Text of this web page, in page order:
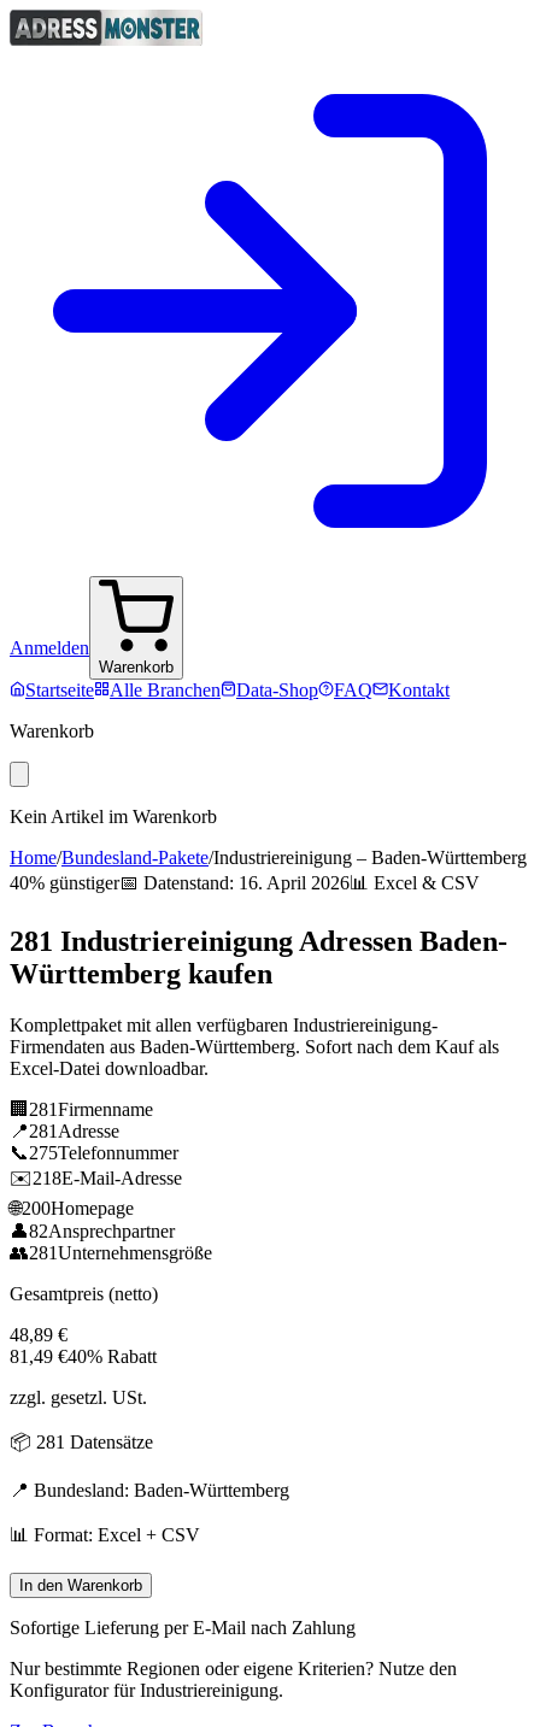
Anmelden
Warenkorb
Startseite Alle Branchen Data-Shop FAQ
Kontakt
Warenkorb
Kein Artikel im Warenkorb
Home/Bundesland-Pakete/Industriereinigung – Baden-Württemberg
40% günstiger📅 Datenstand: 16. April 2026📊 Excel & CSV
281 Industriereinigung Adressen Baden-
Württemberg kaufen
Komplettpaket mit allen verfügbaren Industriereinigung-
Firmendaten aus Baden-Württemberg. Sofort nach dem Kauf als
Excel-Datei downloadbar.
🏢 281Firmenname
📍281 Adresse
📞275Telefonnummer
✉️218E-Mail-Adresse
🌐200Homepage
👤82Ansprechpartner
👥281Unternehmensgröße
Gesamtpreis (netto)
48,89 €
81,49 €40% Rabatt
zzgl. gesetzl. USt.
📦 281 Datensätze
📍 Bundesland: Baden-Württemberg
📊 Format: Excel + CSV
In den Warenkorb
Sofortige Lieferung per E-Mail nach Zahlung
Nur bestimmte Regionen oder eigene Kriterien? Nutze den
Konfigurator fürIndustriereinigung.